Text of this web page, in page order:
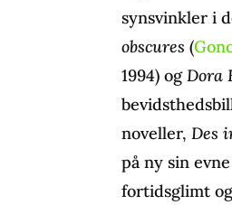
synsvinkler i
obscures (
1994) ogDora
noveller,Des
på ny sin
fortidsglimt